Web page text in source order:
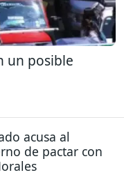
un posible
acusa al
de pactar con